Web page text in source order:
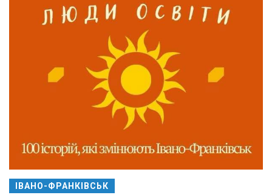
ІВАНО-ФРАНКІВСЬК